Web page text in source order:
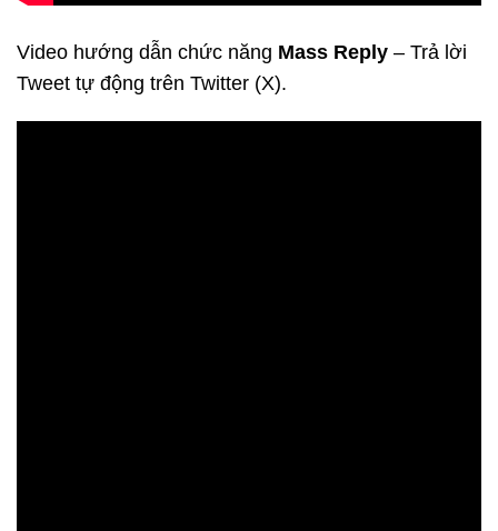
Video hướng dẫn chức năng Mass Reply – Trả lời
Tweet tự động trên Twitter (X).